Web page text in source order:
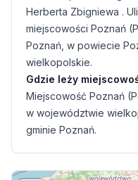
Herberta Zbigniewa .
miejscowości Poznań
Poznań, w powiecie
wielkopolskie.
Gdzie leży
Miejscowość Poznań
w województwie
gminie Poznań.